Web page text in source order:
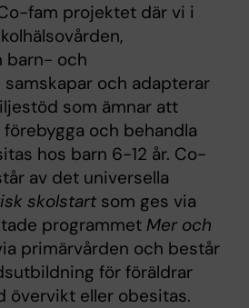
fam projektet där vi i
barn- och
och adapterar
som ämnar att
och behandla
hos barn 6-12 år. Co-
av det universella
skolstart som ges via
programmet Mer och
primärvården och består
för föräldrar
övervikt eller obesitas.